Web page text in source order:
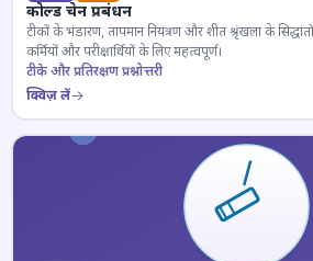
कोल्ड चेन प्रबंधन
टीकों के भंडारण, तापमान नियंत्रण और शीत श्रृंखला के
कर्मियों और परीक्षार्थियों के लिए महत्वपूर्ण।
टीके और प्रतिरक्षण प्रश्नोत्तरी
क्विज़ लें